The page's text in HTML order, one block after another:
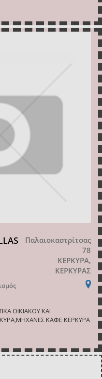
Παλαιοκαστρίτσας
78
ΚΕΡΚΥΡΑ,
ΚΕΡΚΥΡΑΣ
ΟΙΚΙΑΚΟΥ ΚΑΙ
ΚΑΦΕ ΚΕΡΚΥΡΑ